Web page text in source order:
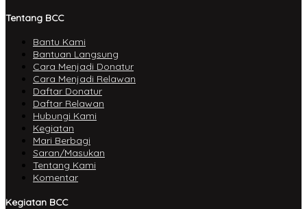
Tentang BCC
Bantu Kami
Bantuan Langsung
Cara Menjadi Donatur
Cara Menjadi Relawan
Daftar Donatur
Daftar Relawan
Hubungi Kami
Kegiatan
Mari Berbagi
Saran/Masukan
Tentang Kami
Komentar
Kegiatan BCC